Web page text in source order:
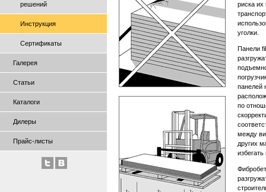
решений
Инструкция
Сертификаты
Галерея
Статьи
Каталоги
Дилеры
Прайс-листы
риска их
уголки.
Панели
панелей
по
между
других